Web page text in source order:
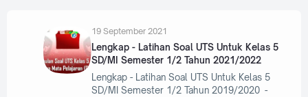
19 September 2021
Lengkap - Latihan Soal UTS Untuk Kelas 5
SD/MI Semester 1/2 Tahun 2021/2022
Lengkap - Latihan Soal UTS Untuk Kelas 5
SD/MI Semester 1/2 Tahun 2019/2020 -